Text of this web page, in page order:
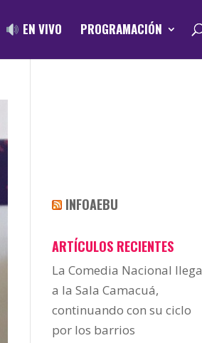
EN VIVO PROGRAMACIÓN
INFOAEBU
ARTÍCULOS RECIENTES
La Comedia Nacional llega
a la Sala Camacuá,
continuando con su ciclo
por los barrios